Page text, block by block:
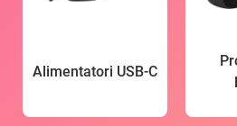
Alimentatori USB-C